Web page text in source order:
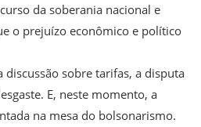
da soberania nacional e
o prejuízo econômico e político
sobre tarifas, a disputa
E, neste momento, a
na mesa do bolsonarismo.